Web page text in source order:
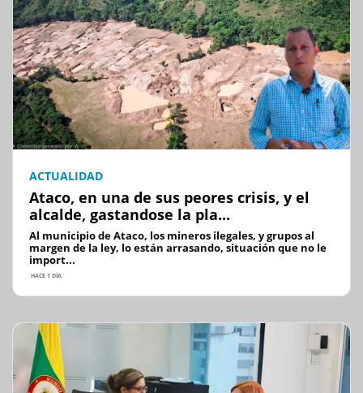
ACTUALIDAD
Ataco, en una de sus peores crisis, y el
alcalde, gastandose la pla...
Al municipio de Ataco, los mineros ilegales, y grupos al
margen de la ley, lo están arrasando, situación que no le
import...
HACE 1 DÍA